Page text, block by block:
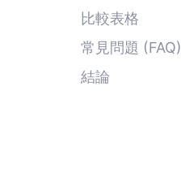
影片選項
比較表格
常見問題 (FAQ)
結論